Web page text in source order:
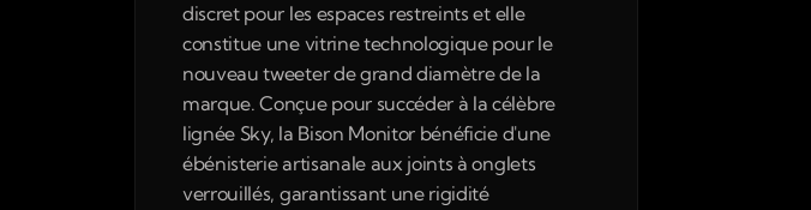
discret pour les espaces restreints et elle
constitue une vitrine technologique pour le
nouveau tweeter de grand diamètre de la
marque. Conçue pour succéder à la célèbre
lignée Sky, la Bison Monitor bénéficie d'une
ébénisterie artisanale aux joints à onglets
verrouillés, garantissant une rigidité